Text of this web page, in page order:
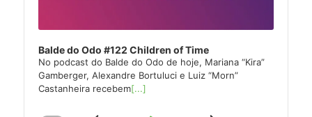
Balde do Odo #122 Children of Time
No podcast do Balde do Odo de hoje, Mariana “Kira”
Gamberger, Alexandre Bortuluci e Luiz “Morn”
Castanheira recebem[...]